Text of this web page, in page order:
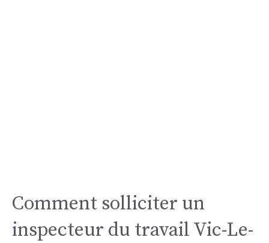
Comment solliciter un
inspecteur du travail Vic-Le-